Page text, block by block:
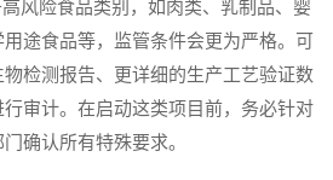
险食品类别，如肉类、乳制品、婴
途食品等，监管条件会更为严格。可
检测报告、更详细的生产工艺验证数
审计。在启动这类项目前，务必针对
确认所有特殊要求。